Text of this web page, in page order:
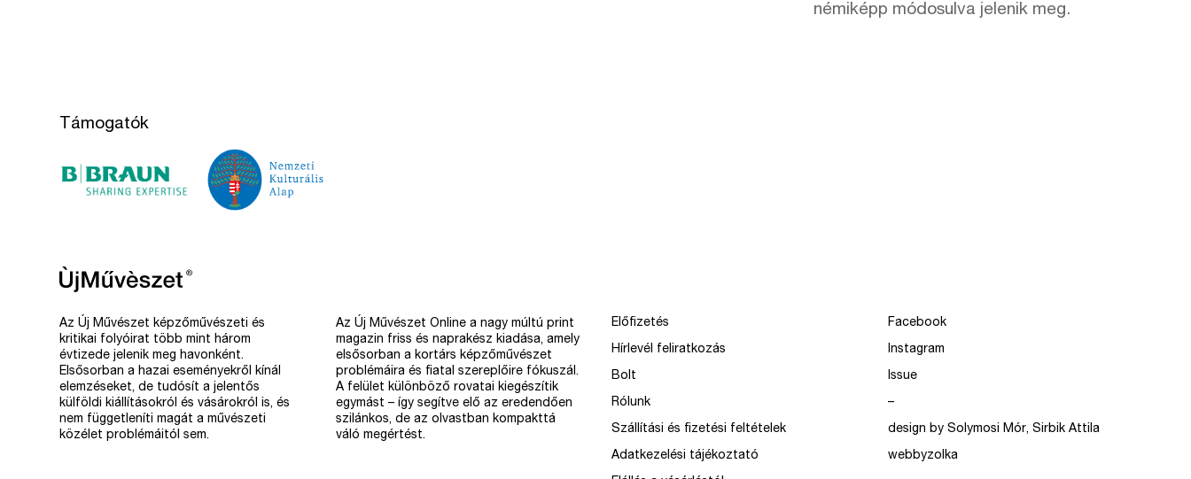
némiképp módosulva jelenik meg.
Támogatók
Az Új Művészet képzőművészeti és
kritikai folyóirat több mint három
évtizede jelenik meg havonként.
Elsősorban a hazai eseményekről kínál
elemzéseket, de tudósít a jelentős
külföldi kiállításokról és vásárokról is, és
nem függetleníti magát a művészeti
közélet problémáitól sem.
Az Új Művészet Online a nagy múltú print
magazin friss és naprakész kiadása, amely
elsősorban a kortárs képzőművészet
problémáira és fiatal szereplőire fókuszál.
A felület különböző rovatai kiegészítik
egymást – így segítve elő az eredendően
szilánkos, de az olvastban kompakttá
váló megértést.
Előfizetés
Hírlevél feliratkozás
Bolt
Rólunk
Szállítási és fizetési feltételek
Adatkezelési tájékoztató
Facebook
Instagram
Issue
–
design by Solymosi Mór, Sirbik Attila
webbyzolka